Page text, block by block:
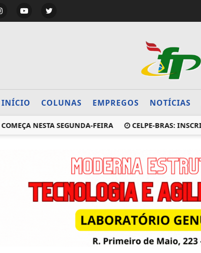
INÍCIO COLUNAS EMPREGOS NOTÍCIAS
NESTA SEGUNDA-FEIRA CELPE-BRAS: